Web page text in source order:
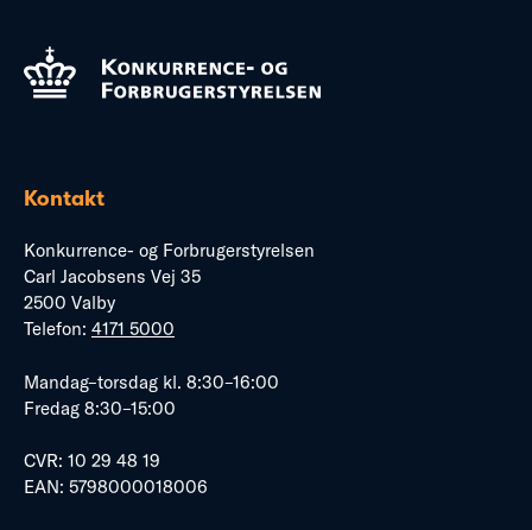
Kontakt
Konkurrence- og Forbrugerstyrelsen
Carl Jacobsens Vej 35
2500 Valby
Telefon: 4171 5000
Mandag–torsdag kl. 8:30–16:00
Fredag 8:30–15:00
CVR: 10 29 48 19
EAN: 5798000018006